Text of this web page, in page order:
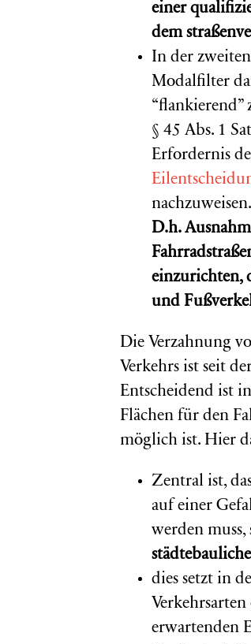
einer
dem
In der
Modalfilter
“flankierend”
§ 45 Abs. 1
Erfordernis
nachzuweisen.
D.h.
einzurichten,
und
Die Verzahnung
Verkehrs ist seit
Entscheidend ist
Flächen für den
möglich ist. Hier
Zentral ist,
auf einer
werden
dies setzt in
erwartenden